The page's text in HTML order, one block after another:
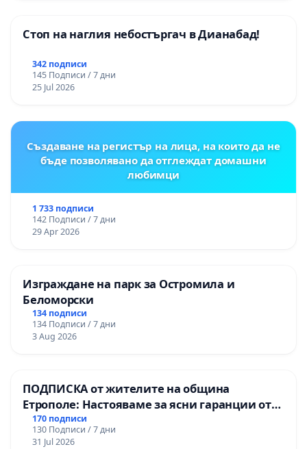
Стоп на наглия небостъргач в Дианабад!
342 подписи
145 Подписи / 7 дни
25 Jul 2026
Създаване на регистър на лица, на които да не
бъде позволявано да отглеждат домашни
любимци
1 733 подписи
142 Подписи / 7 дни
29 Apr 2026
Изграждане на парк за Остромила и
Беломорски
134 подписи
134 Подписи / 7 дни
3 Aug 2026
ПОДПИСКА от жителите на община
Етрополе: Настояваме за ясни гаранции от
“Елаците-МЕД” АД и от държавата, че ще се
изпълнят всички екологични норми!
170 подписи
130 Подписи / 7 дни
31 Jul 2026